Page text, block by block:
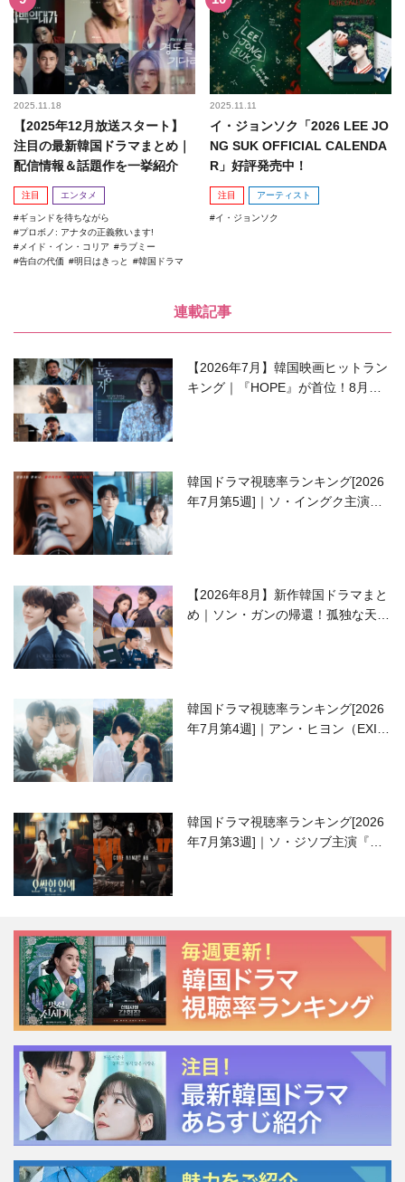
2025.11.18
【2025年12月放送スタート】
注目の最新韓国ドラマまとめ｜
配信情報＆話題作を一挙紹介
注目 エンタメ
ギョンドを待ちながら
プロボノ: アナタの正義救います!
メイド・イン・コリア
ラブミー
告白の代価
明日はきっと 韓国ドラマ
2025.11.11
イ・ジョンソク「2026 LEE JO
NG SUK OFFICIAL CALENDA
R」好評発売中！
注目 アーティスト
イ・ジョンソク
連載記事
【2026年7月】韓国映画ヒットラン
キング｜『HOPE』が首位！8月公
韓国ドラマ視聴率ランキング[2026
年7月第5週]｜ソ・イングク主演の
【2026年8月】新作韓国ドラマまと
め｜ソン・ガンの帰還！孤独な天才
韓国ドラマ視聴率ランキング[2026
年7月第4週]｜アン・ヒヨン（EXID
韓国ドラマ視聴率ランキング[2026
年7月第3週]｜ソ・ジソブ主演『エ